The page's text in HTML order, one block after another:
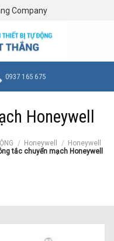
Company
0937 165 675
Honeywell
/ Honeywell / Honeywell
tắc chuyển mạch Honeywell